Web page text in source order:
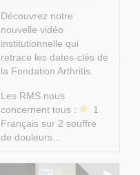
Découvrez notre
nouvelle vidéo
institutionnelle qui
retrace les dates-clés de
la Fondation Arthritis.
Les RMS nous
concernent tous :
1
Français sur 2 souffre
de douleurs...